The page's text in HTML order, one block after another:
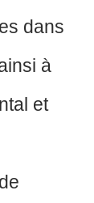
dans
à
et